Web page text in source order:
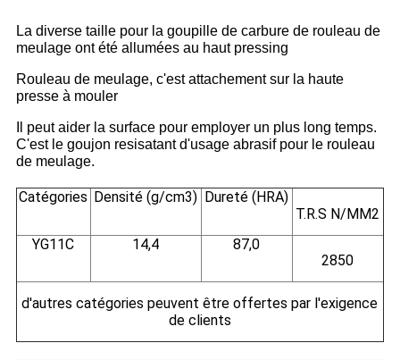
La diverse taille pour la goupille de carbure de rouleau de
meulage ont été allumées au haut pressing
Rouleau de meulage, c'est attachement sur la haute
presse à mouler
Il peut aider la surface pour employer un plus long temps.
C'est le goujon resisatant d'usage abrasif pour le rouleau
de meulage.
Catégories Densité (g/cm3) Dureté (HRA)
T.R.S N/MM2
YG11C
14,4
87,0
2850
d'autres catégories peuvent être offertes par l'exigence
de clients